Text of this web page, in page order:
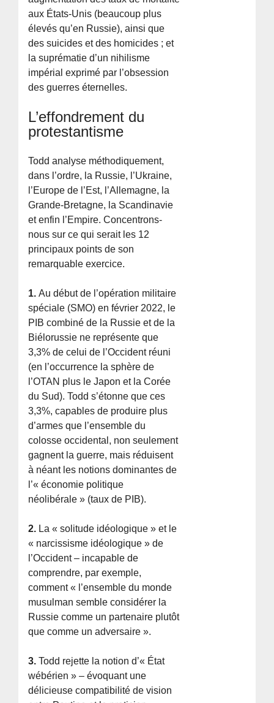
aux États-Unis (beaucoup plus
élevés qu’en Russie), ainsi que
des suicides et des homicides ; et
la suprématie d’un nihilisme
impérial exprimé par l’obsession
des guerres éternelles.
L’effondrement du
protestantisme
Todd analyse méthodiquement,
dans l’ordre, la Russie, l’Ukraine,
l’Europe de l’Est, l’Allemagne, la
Grande-Bretagne, la Scandinavie
et enfin l’Empire. Concentrons-
nous sur ce qui serait les 12
principaux points de son
remarquable exercice.
1.Au début de l’opération militaire
spéciale (SMO) en février 2022, le
PIB combiné de la Russie et de la
Biélorussie ne représente que
3,3% de celui de l’Occident réuni
(en l’occurrence la sphère de
l’OTAN plus le Japon et la Corée
du Sud). Todd s’étonne que ces
3,3%, capables de produire plus
d’armes que l’ensemble du
colosse occidental, non seulement
gagnent la guerre, mais réduisent
à néant les notions dominantes de
l’« économie politique
néolibérale » (taux de PIB).
2. La « solitude idéologique » et le
« narcissisme idéologique » de
l’Occident – incapable de
comprendre, par exemple,
comment « l’ensemble du monde
musulman semble considérer la
Russie comme un partenaire plutôt
que comme un adversaire ».
3. Todd rejette la notion d’« État
wébérien » – évoquant une
délicieuse compatibilité de vision